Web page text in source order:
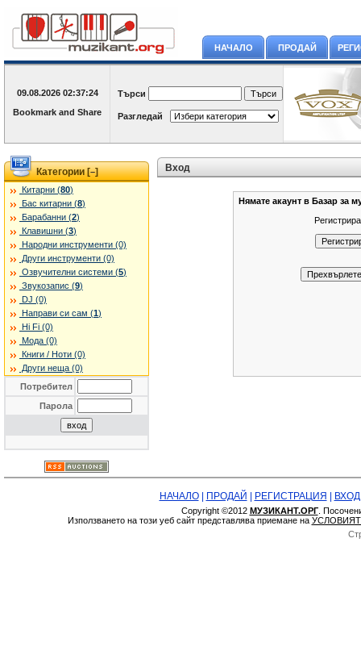
НАЧАЛО ПРОДАЙ
09.08.2026 02:37:24 Търси
Разгледай
Категории [–]
Китарни (80)
Бас китарни (8)
Барабанни (2)
Клавишни (3)
Народни инструменти (0)
Други инструменти (0)
Озвучителни системи (5)
Звукозапис (9)
DJ (0)
Направи си сам (1)
Hi Fi (0)
Мода (0)
Книги / Ноти (0)
Други неща (0)
Потребител
Парола
Вход
Нямате акаунт в Базар за
НАЧАЛО| ПРОДАЙ РЕГИСТРАЦИЯ ВХОД
Copyright ©2012 МУЗИКАНТ.ОРГ.
Използването на този уеб сайт представлява приемане на